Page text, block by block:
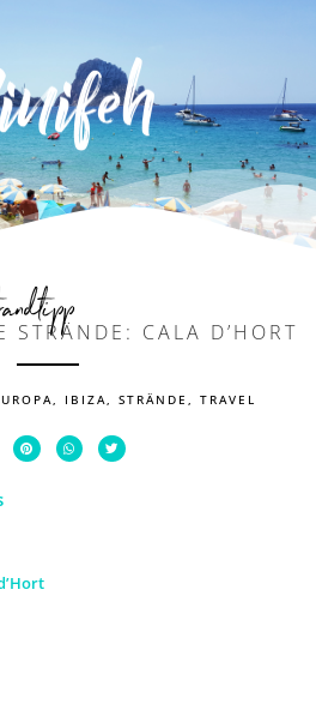
STRÄNDE: CALA D’HORT
, IBIZA, STRÄNDE , TRAVEL